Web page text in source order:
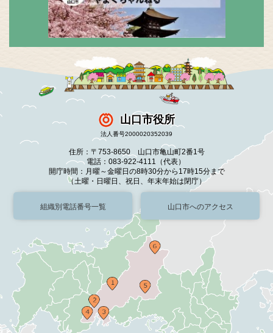
山口市役所
法人番号2000020352039
住所：〒753-8650 山口市亀山町2番1号
電話：083-922-4111（代表）
開庁時間：月曜～金曜日の8時30分から17時15分まで
（土曜・日曜日、祝日、年末年始は閉庁）
組織別電話番号一覧 山口市へのアクセス